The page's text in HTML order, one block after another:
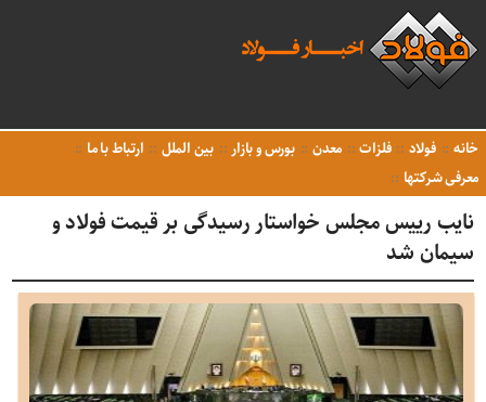
خانه فولاد فلزات معدن بورس و بازار بین الملل
ارتباط با ما
معرفی شرکتها
نایب رییس مجلس خواستار رسیدگی بر قیمت فولاد و
سیمان شد